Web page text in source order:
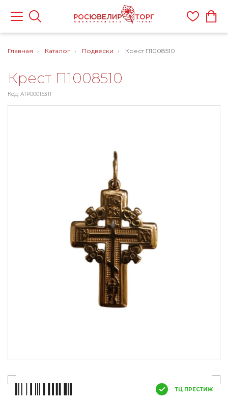
Главная Каталог Подвески Крест П1008510
Крест П1008510
Код: ATP00015311
ТЦ ПРЕСТИЖ